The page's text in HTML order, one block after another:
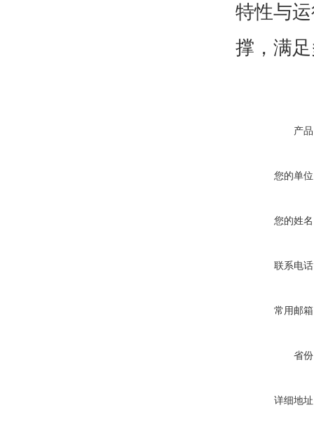
特性与
撑，满
产
您的单
您的姓
联系电
常用邮
省
详细地